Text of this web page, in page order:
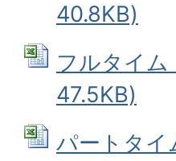
40.8KB)
フルタイ
47.5KB)
パートタイ